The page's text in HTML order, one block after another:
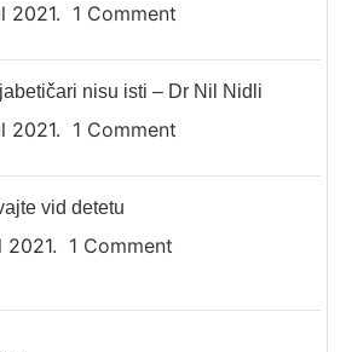
2021. 1 Comment
nisu isti – Dr Nil Nidli
2021. 1 Comment
vid detetu
2021. 1 Comment